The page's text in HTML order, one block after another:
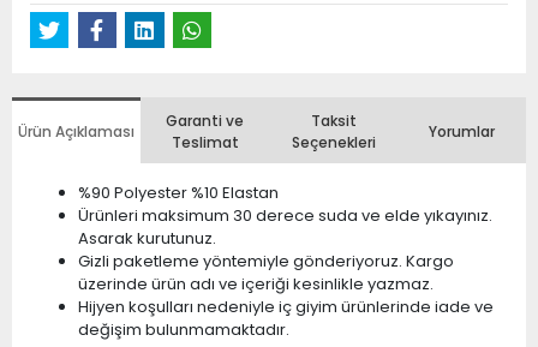
Ürün Açıklaması
Garanti ve
Teslimat
Taksit
Seçenekleri
Yorumlar
%90 Polyester %10 Elastan
Ürünleri maksimum 30 derece suda ve elde yıkayınız.
Asarak kurutunuz.
Gizli paketleme yöntemiyle gönderiyoruz. Kargo
üzerinde ürün adı ve içeriği kesinlikle yazmaz.
Hijyen koşulları nedeniyle iç giyim ürünlerinde iade ve
değişim bulunmamaktadır.